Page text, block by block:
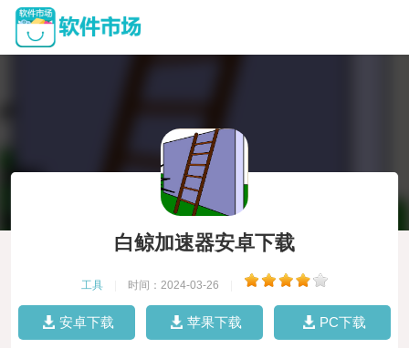
白鲸加速器安卓下载
工具 时间：2024-03-26
安卓下载 苹果下载 PC下载